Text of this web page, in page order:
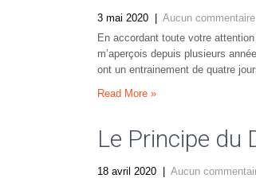
3 mai 2020 Aucun commentaire
En accordant toute votre
m’aperçois depuis plusieurs
ont un entrainement de quatre
Read More »
Le Principe du
18 avril 2020 Aucun